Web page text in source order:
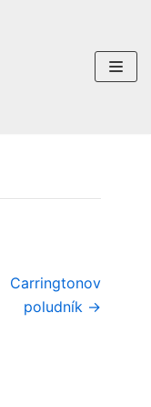
Carringtonov
poludník →